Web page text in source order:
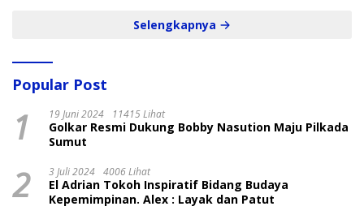
Selengkapnya
Popular Post
1 19 Juni 2024 11415 Lihat
Golkar Resmi Dukung Bobby Nasution Maju Pilkada
Sumut
2 3 Juli 2024 4006 Lihat
El Adrian Tokoh Inspiratif Bidang Budaya
Kepemimpinan. Alex : Layak dan Patut